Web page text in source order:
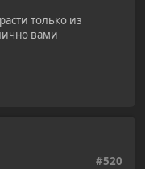
только из
вами
#520